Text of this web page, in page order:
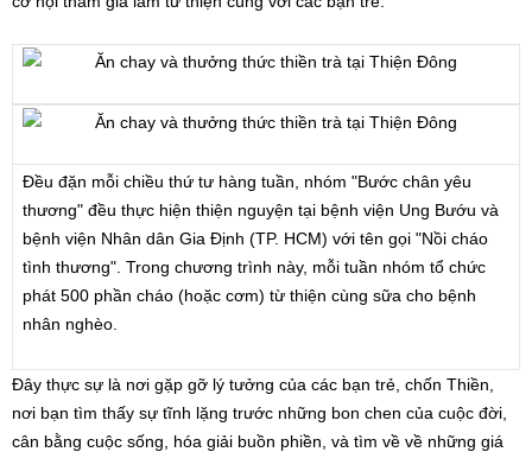
Đều đặn mỗi chiều thứ tư hàng tuần, nhóm "Bước chân yêu
thương" đều thực hiện thiện nguyện tại bệnh viện Ung Bướu và
bệnh viện Nhân dân Gia Định (TP. HCM) với tên gọi "Nồi cháo
tình thương". Trong chương trình này, mỗi tuần nhóm tổ chức
phát 500 phần cháo (hoặc cơm) từ thiện cùng sữa cho bệnh
nhân nghèo.
Đây thực sự là nơi gặp gỡ lý tưởng của các bạn trẻ, chốn Thiền,
nơi bạn tìm thấy sự tĩnh lặng trước những bon chen của cuộc đời,
cân bằng cuộc sống, hóa giải buồn phiền, và tìm về về những giá